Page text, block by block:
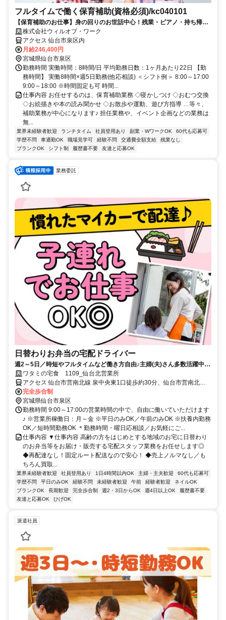
フルタイムで働く保育補助(資格必須)/kc040101
【保育補助のお仕事】身の回りのお世話中心！残業・ピアノ・持ち帰り
仕事なし♪【平日のみも可能！】
株式会社ウィルオブ・ワーク
アクセス 仙台市泉区内
月給246,400円
宮城県仙台市泉区
勤務時間 実働時間：8時間/日 平均勤務日数：1ヶ月あたり22日 【勤
務時間】 実働8時間×週5日勤務(他応相談) ＜シフト例＞ 8:00～17:00
9:00～18:00 ※時間固定も可 時間...
仕事内容 お任せするのは、保育補助業務 ◇寝かしつけ ◇おむつ交換
◇お絵描きや本の読み聞かせ ◇お散歩や運動、遊び方指導 …等々、
補助業務が中心になります♪ 担任業務や、イベント企画などの業務は
無...
業界未経験者歓迎 ランチタイム 社員登用あり 副業・WワークOK
60代も応募可
学歴不問
車通勤OK 職場見学可 経験不問 交通費全額支給
残業なし
ブランクOK
シフト制 履歴書不要 友達と応募OK
業務委託
日替わりお弁当の宅配ドライバー
週2～5日／時短やフルタイムなど働き方自由♪主婦(夫)さん多数活躍中！
サポート体制バッチリなのでお子さんの行事でのお休みなども取りやす
い◎
ワタミの宅食 1109_仙台北営業所
アクセス 仙台市営南北線 泉中央東1口徒歩約30分、仙台市営南北線
八乙女北1口徒歩約31分、仙台市営南北線 黒松（宮城県）徒歩約40分
完全歩合制
宮城県仙台市泉区
勤務時間 9:00～17:00の営業時間の中で、自由に働いていただけます
♪ ※営業所稼働日：月～金 ※平日のみOK／午前のみOK ※扶養内勤務
OK／短時間勤務OK ＊勤務時間・曜日応相談／お気軽にご...
仕事内容 ▼仕事内容 高齢の方をはじめとする地域のお宅に日替わり
のお弁当等をお届け・販売する宅配スタッフ業務をお任せします◎
◆再配達なし！固定ルート配送なので安心！ ◆売上ノルマなし／も
ちろん買取...
業界未経験者歓迎 社員登用あり 1日4時間以内OK 主婦・主夫歓迎
60代も応募可
学歴不問
平日のみOK 経験不問 未経験者歓迎 午前 経験者歓迎
ネイルOK
ブランクOK
長期歓迎 完全歩合制 週2・3日からOK 週4日以上OK
履歴書不要
友達と応募OK
ひげOK
派遣社員